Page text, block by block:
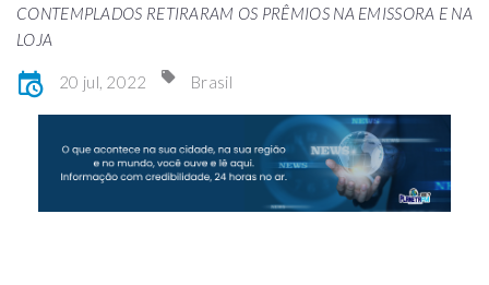
CONTEMPLADOS RETIRARAM OS PRÊMIOS NA EMISSORA E NA
LOJA
20 jul, 2022 Brasil